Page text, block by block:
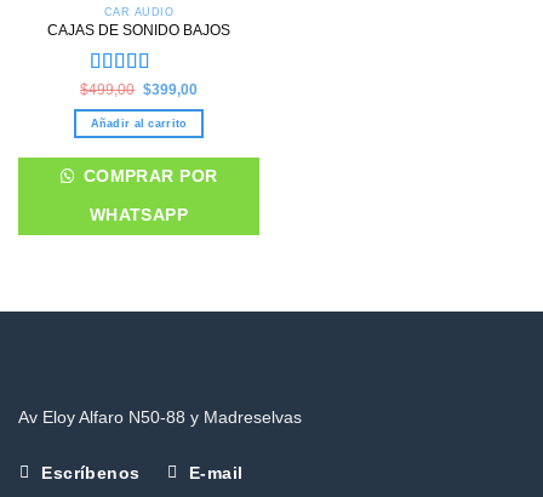
CAR AUDIO
CAJAS DE SONIDO BAJOS
Valorado en
5.00de 5
$499,00 Original
was:
$499,00.
$399,00Current
is:
Añadir al carrito
COMPRAR POR
WHATSAPP
Av Eloy Alfaro N50-88 y Madreselvas
Escríbenos E-mail